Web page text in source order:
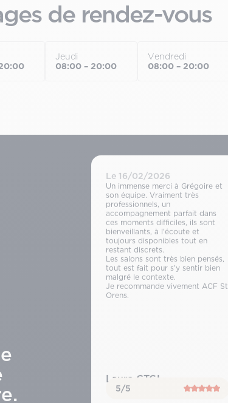
de rendez-vous
Jeudi
08:00 – 20:00
Vendredi
08:00 – 20:00
Le 16/02/2026
Un immense merci à Grégoire et
son équipe. Vraiment très
professionnels, un
accompagnement parfait dans
ces moments difficiles, ils sont
bienveillants, à l’écoute et
toujours disponibles tout en
restant discrets.
Les salons sont très bien pensés,
tout est fait pour s’y sentir bien
malgré le contexte.
Je recommande vivement ACF St
Orens.
Laura CTGL
5/5